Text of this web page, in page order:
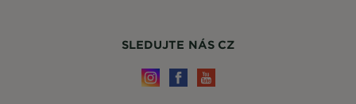
SLEDUJTE NÁS CZ